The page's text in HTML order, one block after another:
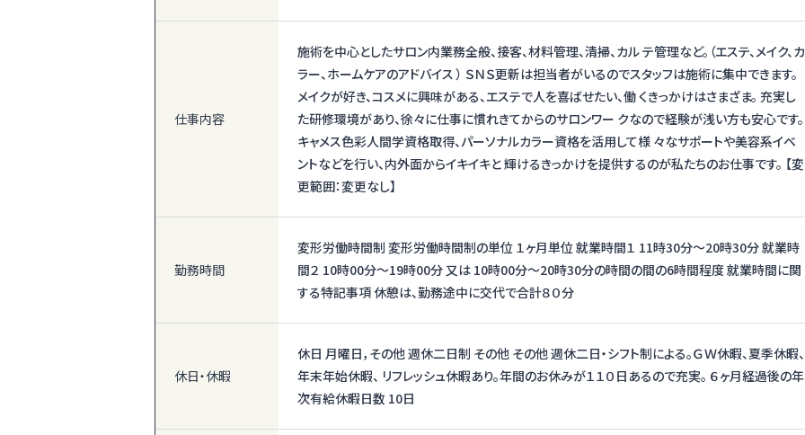
仕事内容
施術を中心としたサロン内業務全般、接客、材料管理、清掃、カル テ管理など。（エステ、メイク、カ
ラー、ホームケアのアドバイス ） ＳＮＳ更新は担当者がいるのでスタッフは施術に集中できます。
メイクが好き、コスメに興味がある、エステで人を喜ばせたい、働 くきっかけはさまざま。 充実し
た研修環境があり、徐々に仕事に慣れきてからのサロンワー クなので経験が浅い方も安心です。
キャメス色彩人間学資格取得、パーソナルカラー資格を活用して様 々なサポートや美容系イベ
ントなどを行い、内外面からイキイキと 輝けるきっかけを提供するのが私たちのお仕事です。 【変
更範囲：変更なし】
勤務時間
変形労働時間制 変形労働時間制の単位 １ヶ月単位 就業時間１ 11時30分〜20時30分 就業時
間２ 10時00分〜19時00分 又は 10時00分〜20時30分の時間の間の6時間程度 就業時間に関
する特記事項 休憩は、勤務途中に交代で合計８０分
休日・休暇
休日 月曜日，その他 週休二日制 その他 その他 週休二日・シフト制による。ＧＷ休暇、夏季休暇、
年末年始休暇、 リフレッシュ休暇あり。年間のお休みが１１０日あるので充実。 ６ヶ月経過後の年
次有給休暇日数 10日